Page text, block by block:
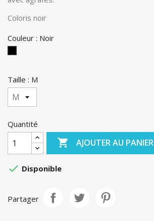
Coloris noir
Couleur : Noir
Taille : M
Quantité
 AJOUTER AU PANIER
 Disponible
Partager